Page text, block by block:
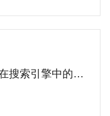
搜索引擎中的曝